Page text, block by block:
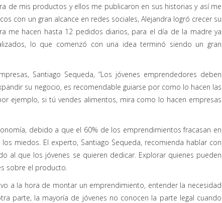
de mis productos y ellos me publicaron en sus historias y así me
con un gran alcance en redes sociales, Alejandra logró crecer su
me hacen hasta 12 pedidos diarios, para el día de la madre ya
lo que comenzó con una idea terminó siendo un gran
Santiago Sequeda, “Los jóvenes emprendedores deben
su negocio, es recomendable guiarse por como lo hacen las
ejemplo, si tú vendes alimentos, mira como lo hacen empresas
debido a que el 60% de los emprendimientos fracasan en
miedos. El experto, Santiago Sequeda, recomienda hablar con
al que los jóvenes se quieren dedicar. Explorar quienes pueden
sobre el producto.
a la hora de montar un emprendimiento, entender la necesidad
parte, la mayoría de jóvenes no conocen la parte legal cuando